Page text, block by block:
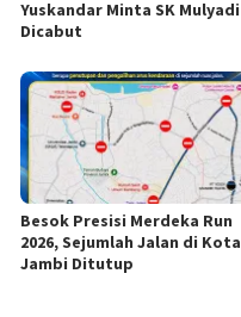
Yuskandar Minta SK Mulyadi
Dicabut
Besok Presisi Merdeka Run
2026, Sejumlah Jalan di Kota
Jambi Ditutup